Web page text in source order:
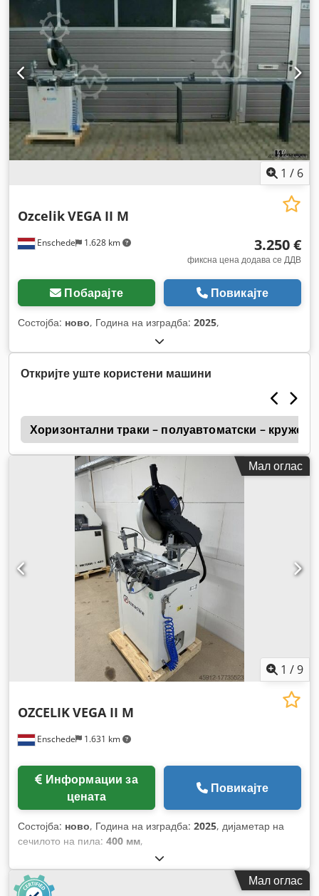
1 / 6
Enschede 1.628 km
OzcelikVEGA II M
3.250 €
фиксна цена додава се ДДВ
Побарајте Повикајте
Состојба: ново, Година на изградба: 2025,
Откријте уште користени машини
Хоризонтални траки – полуавтоматски – кружен
Мал оглас
1 /9
Enschede 1.631 km
OZCELIKVEGA II M
цената
Повикајте
Состојба: ново, Година на изградба: 2025, дијаметар на
сечилото на пила: 400 мм,
Мал оглас